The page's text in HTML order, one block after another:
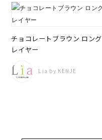
チョコレートブラウン ロング
レイヤー
Lia by KENJE